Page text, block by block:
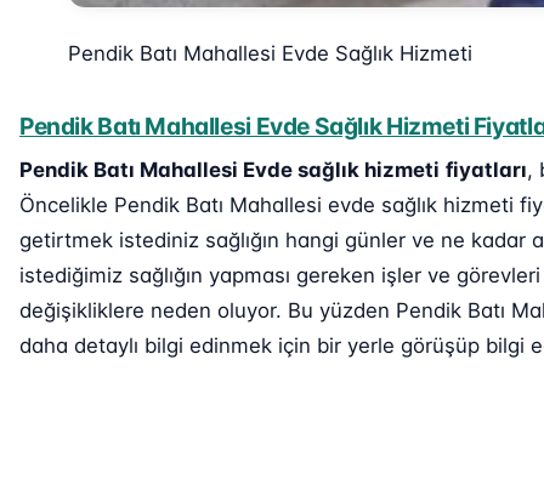
Pendik Batı Mahallesi Evde Sağlık Hizmeti
Pendik Batı Mahallesi Evde Sağlık Hizmeti
Pendik Batı Mahallesi Evde sağlık hizmeti fiyatları,
Öncelikle Pendik Batı Mahallesi evde sağlık hizmeti
getirtmek istediniz sağlığın hangi günler ve ne kadar
istediğimiz sağlığın yapması gereken işler ve
değişikliklere neden oluyor. Bu yüzden Pendik Batı
daha detaylı bilgi edinmek için bir yerle görüşüp bilgi